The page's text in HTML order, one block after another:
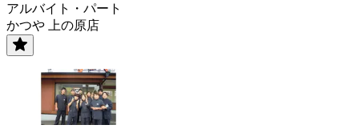
アルバイト・パート
かつや 上の原店